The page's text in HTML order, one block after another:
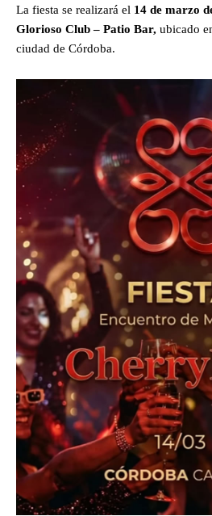
La fiesta se realizará el 14 de marzo
Glorioso Club – Patio Bar, ubicado
ciudad de Córdoba.